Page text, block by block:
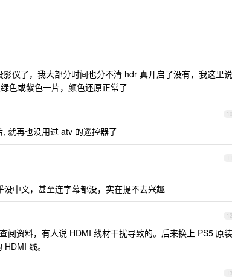
仪了，我大部分时间也分不清 hdr 真开启了没有，我这里说
色或紫色一片，颜色还原正常了
10
就再也没用过 atv 的遥控器了
11
中文，甚至连字幕都没，实在提不去兴趣
12
阅资料，有人说 HDMI 线材干扰导致的。后来换上 PS5 原装
线。
13